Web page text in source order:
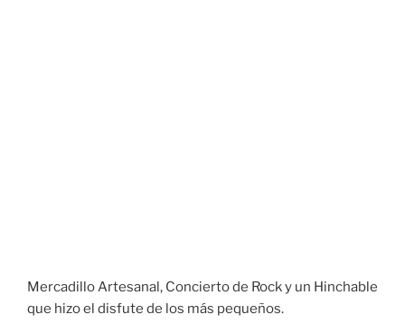
Mercadillo Artesanal, Concierto de Rock y un Hinchable
que hizo el disfute de los más pequeños.